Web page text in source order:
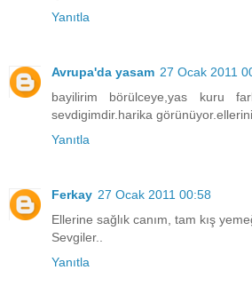
Yanıtla
Avrupa'da yasam 27 Ocak 2011
bayilirim börülceye,yas kuru
sevdigimdir.harika
Yanıtla
Ferkay 27 Ocak 2011 00:58
Ellerine sağlık canım, tam kış
Sevgiler..
Yanıtla